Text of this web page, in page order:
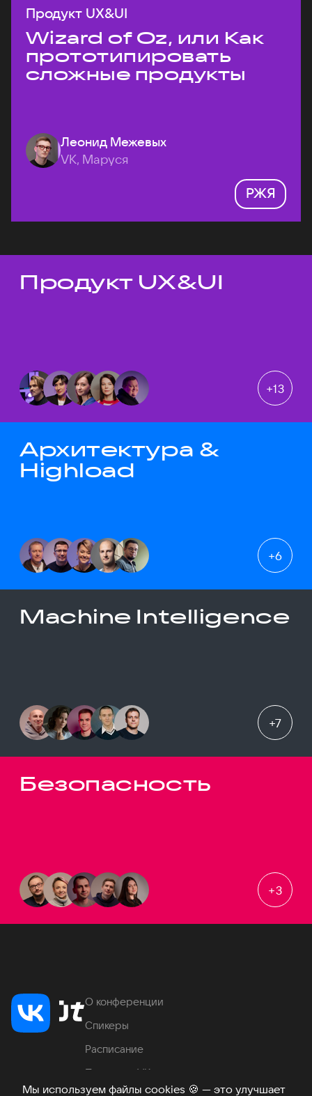
Мы используем файлы cookies 🍪 — это улучшает
Продукт UX&UI
Wizard of Oz, или Как
прототипировать
сложные продукты
Леонид Межевых
VK, Маруся
РЖЯ
Темы докладов
Продукт UX&UI
+13
Архитектура &
Highload
+6
Machine Intelligence
+7
Безопасность
+3
О конференции
Спикеры
Расписание
Продукты VK